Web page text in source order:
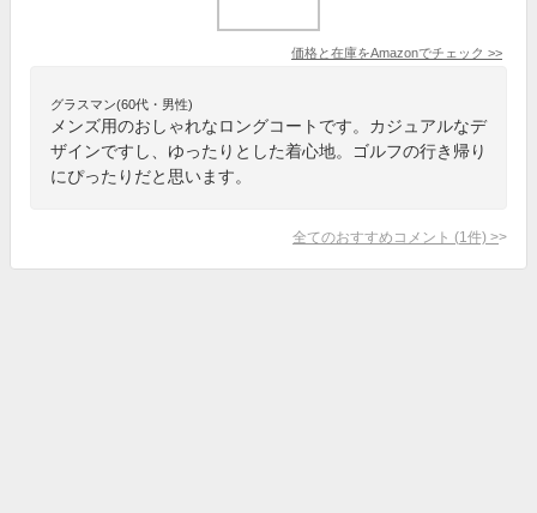
価格と在庫をAmazonでチェック >>
グラスマン(60代・男性)
メンズ用のおしゃれなロングコートです。カジュアルなデ
ザインですし、ゆったりとした着心地。ゴルフの行き帰り
にぴったりだと思います。
全てのおすすめコメント (1 件) >